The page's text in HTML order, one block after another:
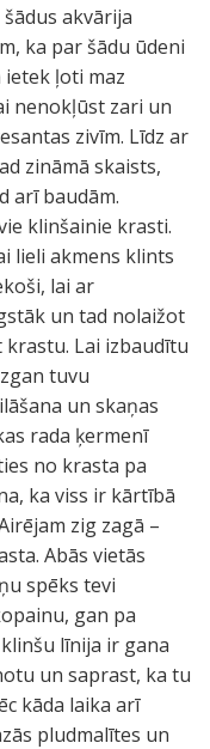
akvārija
ka par šādu ūdeni
ļoti maz
nenokļūst zari un
zivīm. Līdz ar
zināmā skaists,
arī baudām.
klinšainie krasti.
lieli akmens klints
lai ar
un tad nolaižot
Lai izbaudītu
tuvu
un skaņas
rada ķermenī
no krasta pa
ka viss ir kārtībā
zig zagā –
Abās vietās
spēks tevi
gan pa
līnija ir gana
un saprast, ka tu
kāda laika arī
pludmalītes un